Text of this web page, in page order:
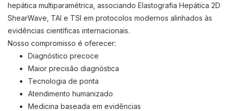
hepática multiparamétrica, associando Elastografia Hepática 2D
ShearWave, TAI e TSI em protocolos modernos alinhados às
evidências científicas internacionais.
Nosso compromisso é oferecer:
Diagnóstico precoce
Maior precisão diagnóstica
Tecnologia de ponta
Atendimento humanizado
Medicina baseada em evidências